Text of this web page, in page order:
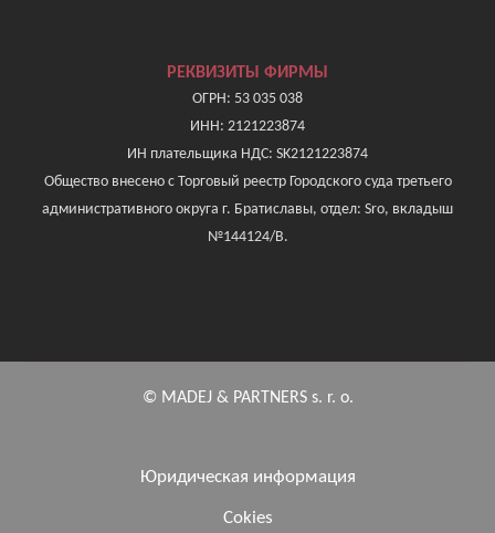
РЕКВИЗИТЫ ФИРМЫ
ОГРН: 53 035 038
ИНН: 2121223874
ИН плательщика НДС: SK2121223874
Общество внесено с Торговый реестр Городского суда третьего
административного округа г. Братиславы, отдел: Sro, вкладыш
№144124/B.
© MADEJ & PARTNERS s. r. o.
Юридическая информация
Cokies